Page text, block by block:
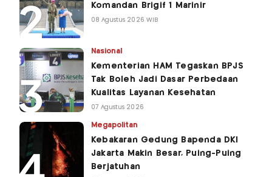
Komandan Brigif 1 Marinir
08 Agustus 2026 WIB
Nasional
Kementerian HAM Tegaskan BPJS
Tak Boleh Jadi Dasar Perbedaan
Kualitas Layanan Kesehatan
07 Agustus 2026
Megapolitan
Kebakaran Gedung Bapenda DKI
Jakarta Makin Besar, Puing-Puing
Berjatuhan